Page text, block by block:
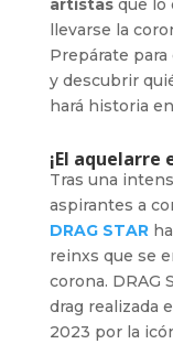
artistasque lo
llevarse la
Prepárate
y descubrir
hará historia
¡El
Tras una
aspirantes a
DRAG STARha
reinxs que se
corona. DRAG
drag realizada
2023 por la